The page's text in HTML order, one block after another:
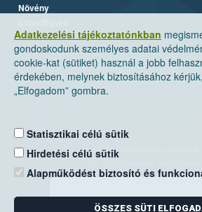
Adatkezelési tájékoztatónkban
gondoskodunk személyes adatai
cookie-kat (sütiket) használ a jobb
érdekében, melynek biztosításához
„Elfogadom” gombra.
Statisztikai célú sütik
Hirdetési célú sütik
Alapműködést biztosító és
ÖSSZES SÜTI
Növény
Nemzeti Élelmiszerlánc-biztonsági
Levelezési cím: 1525 Budapest.